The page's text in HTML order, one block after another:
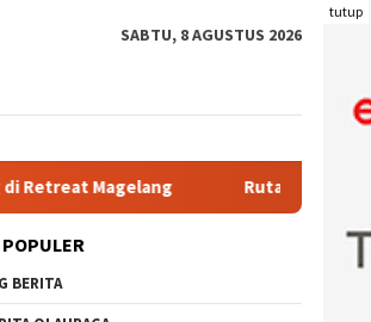
tutup
SABTU, 8 AGUSTUS 2026
Rutan Kelas IIB Raba Bima Sambut
BERITA